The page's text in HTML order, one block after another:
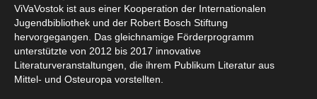
ViVaVostok ist aus einer Kooperation der Internationalen
Jugendbibliothek und der Robert Bosch Stiftung
hervorgegangen. Das gleichnamige Förderprogramm
unterstützte von 2012 bis 2017 innovative
Literaturveranstaltungen, die ihrem Publikum Literatur aus
Mittel- und Osteuropa vorstellten.